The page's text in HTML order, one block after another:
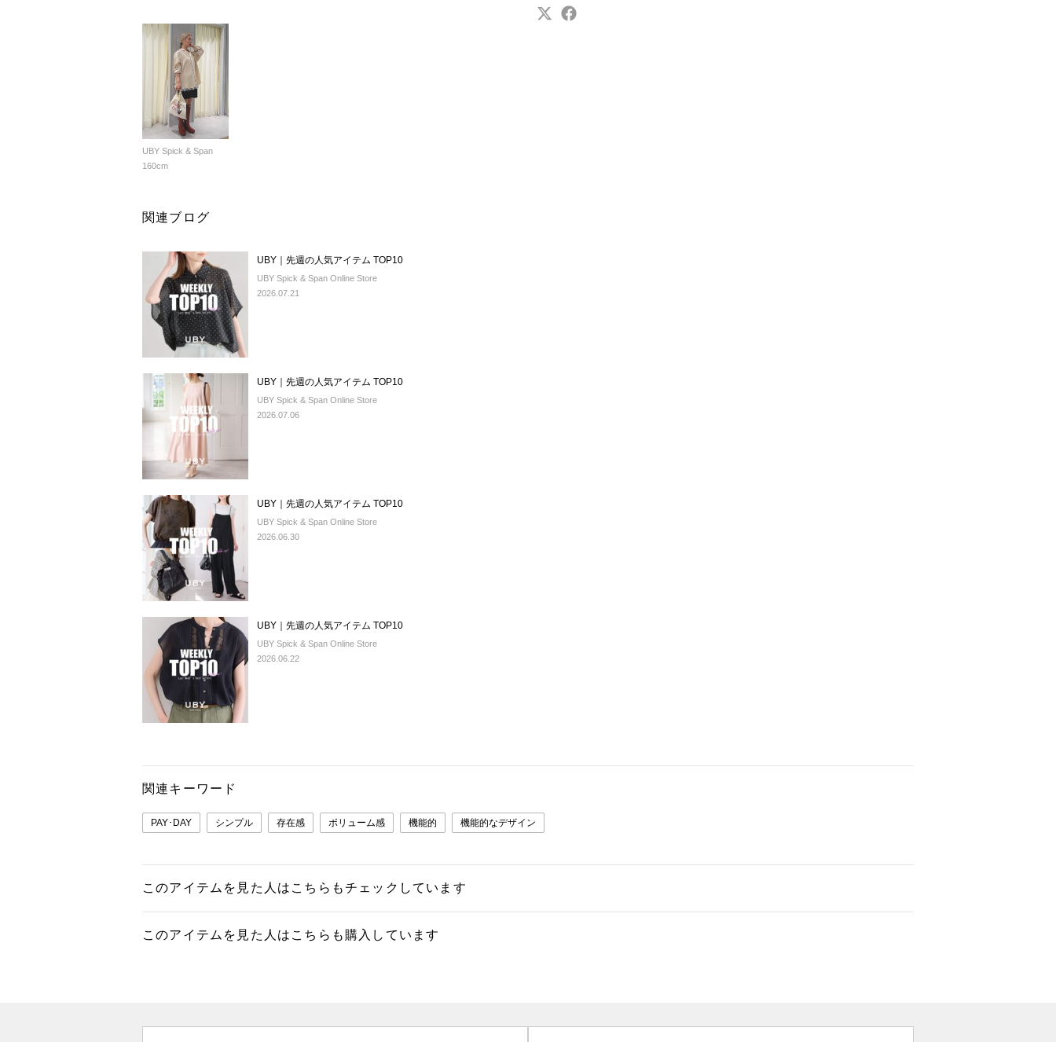
UBY Spick & Span
160cm
関連ブログ
UBY｜先週の人気アイテム TOP10
UBY Spick & Span Online Store
2026.07.21
UBY｜先週の人気アイテム TOP10
UBY Spick & Span Online Store
2026.07.06
UBY｜先週の人気アイテム TOP10
UBY Spick & Span Online Store
2026.06.30
UBY｜先週の人気アイテム TOP10
UBY Spick & Span Online Store
2026.06.22
関連キーワード
PAY･DAY シンプル 存在感 ボリューム感 機能的 機能的なデザイン
このアイテムを見た人はこちらもチェックしています
このアイテムを見た人はこちらも購入しています